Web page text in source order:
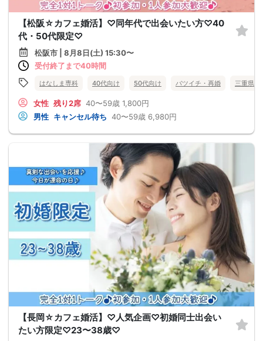
【松阪☆カフェ婚活】♡同年代で出会いたい方♡40
代・50代限定♡
松阪市 | 8月8日(土) 15:30〜
受付終了まで40時間
はなしま専科 40代向け 50代向け バツイチ・再婚 三重県
女性 残り2席 40〜59歳 1,800円
男性 キャンセル待ち 40〜59歳 6,980円
【長岡☆カフェ婚活】♡人気企画♡初婚同士出会い
たい方限定♡23〜38歳♡